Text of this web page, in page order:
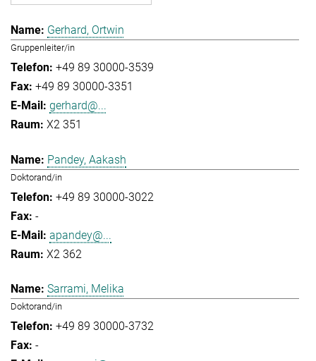
Gerhard, Ortwin
Gruppenleiter/in
+49 89 30000-3539
+49 89 30000-3351
gerhard@...
X2 351
Pandey, Aakash
Doktorand/in
+49 89 30000-3022
-
apandey@...
X2 362
Sarrami, Melika
Doktorand/in
+49 89 30000-3732
-